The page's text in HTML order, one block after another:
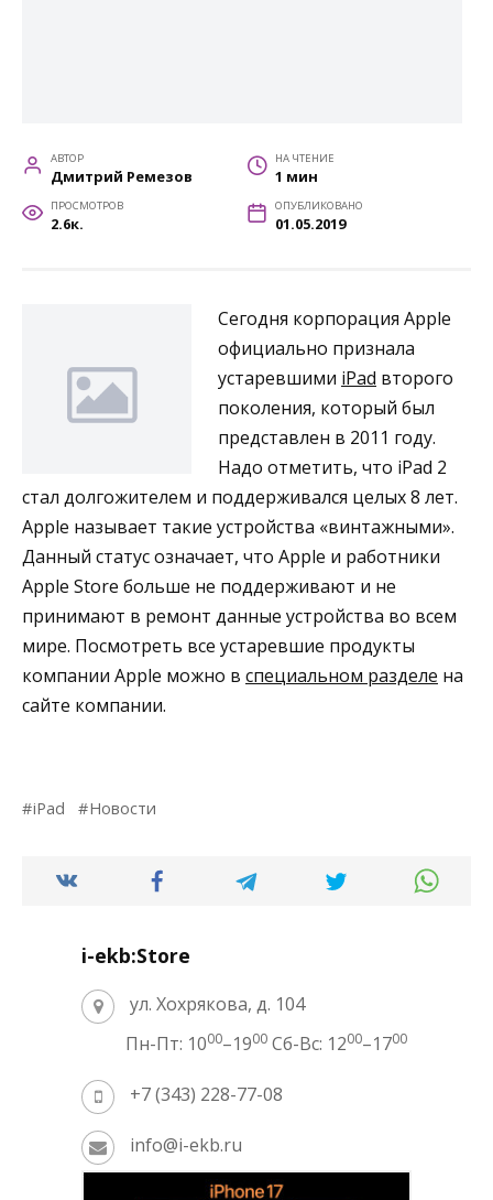
АВТОР
Дмитрий Ремезов
НА ЧТЕНИЕ
1 мин
ПРОСМОТРОВ
2.6к.
ОПУБЛИКОВАНО
01.05.2019
Сегодня корпорация Apple
официально признала
устаревшими iPad второго
поколения, который был
представлен в 2011 году.
Надо отметить, что iPad 2
стал долгожителем и поддерживался целых 8 лет.
Apple называет такие устройства «винтажными».
Данный статус означает, что Apple и работники
Apple Store больше не поддерживают и не
принимают в ремонт данные устройства во всем
мире. Посмотреть все устаревшие продукты
компании Apple можно в специальном разделе на
сайте компании.
iPad Новости
i-ekb:Store
ул. Хохрякова, д. 104
Пн-Пт: 1000–1900 Сб-Вс: 1200–1700
+7 (343) 228-77-08
info@i-ekb.ru